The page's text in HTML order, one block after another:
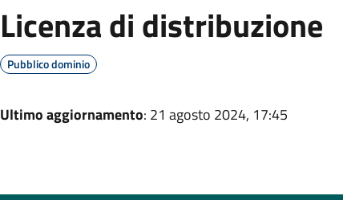
Licenza di distribuzione
Pubblico dominio
Ultimo aggiornamento: 21 agosto 2024, 17:45